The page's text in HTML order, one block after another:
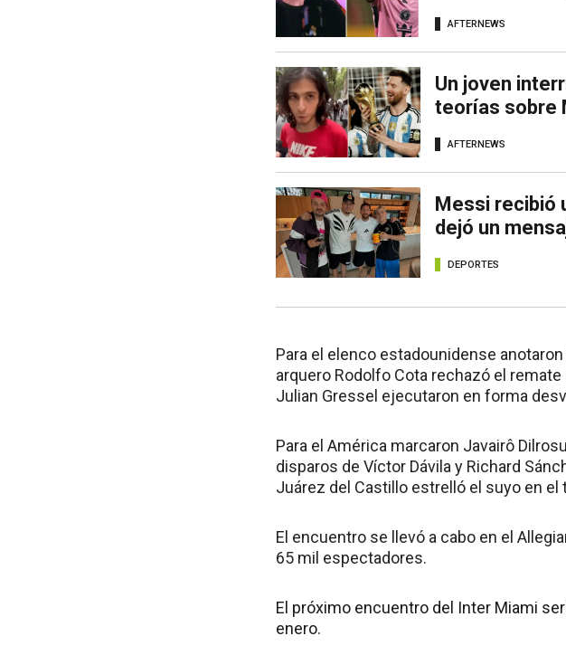
AFTERNEWS
Un joven
teorías sobre
AFTERNEWS
Messi recibió
dejó un
DEPORTES
Para el elenco estadounidense
arquero Rodolfo Cota rechazó el
Julian Gressel ejecutaron en forma
Para el América marcaron Javairô
disparos de Víctor Dávila y Richard
Juárez del Castillo estrelló el suyo en el
El encuentro se llevó a cabo en el
65 mil espectadores.
El próximo encuentro del Inter Miami
enero.